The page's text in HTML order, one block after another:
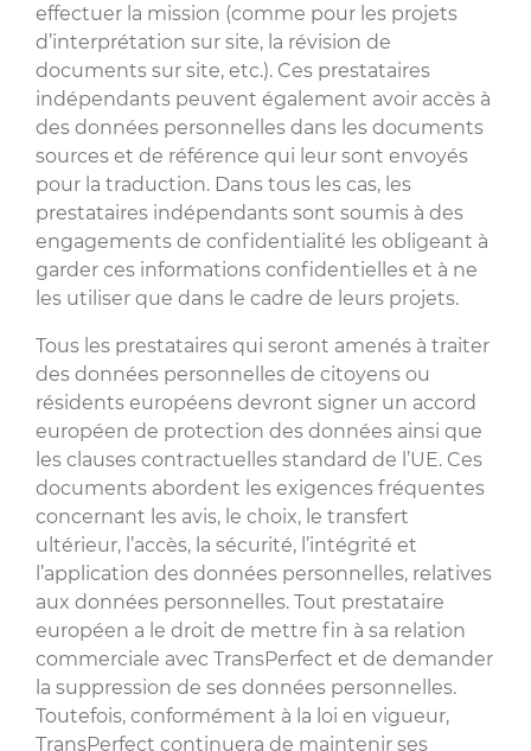
effectuer la mission (comme pour les projets
d’interprétation sur site, la révision de
documents sur site, etc.). Ces prestataires
indépendants peuvent également avoir accès à
des données personnelles dans les documents
sources et de référence qui leur sont envoyés
pour la traduction. Dans tous les cas, les
prestataires indépendants sont soumis à des
engagements de confidentialité les obligeant à
garder ces informations confidentielles et à ne
les utiliser que dans le cadre de leurs projets.
Tous les prestataires qui seront amenés à traiter
des données personnelles de citoyens ou
résidents européens devront signer un accord
européen de protection des données ainsi que
les clauses contractuelles standard de l’UE. Ces
documents abordent les exigences fréquentes
concernant les avis, le choix, le transfert
ultérieur, l’accès, la sécurité, l’intégrité et
l’application des données personnelles, relatives
aux données personnelles. Tout prestataire
européen a le droit de mettre fin à sa relation
commerciale avec TransPerfect et de demander
la suppression de ses données personnelles.
Toutefois, conformément à la loi en vigueur,
TransPerfect continuera de maintenir ses